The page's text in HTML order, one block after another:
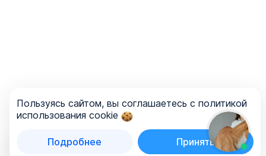
Список
Пользуясь сайтом, вы соглашаетесь с политикой
использования cookie
Подробнее Принять